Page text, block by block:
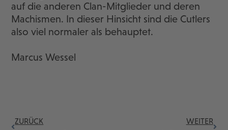
auf die anderen Clan-Mitglieder und deren
Machismen. In dieser Hinsicht sind die Cutlers
also viel normaler als behauptet.
Marcus Wessel
ZURÜCK WEITER